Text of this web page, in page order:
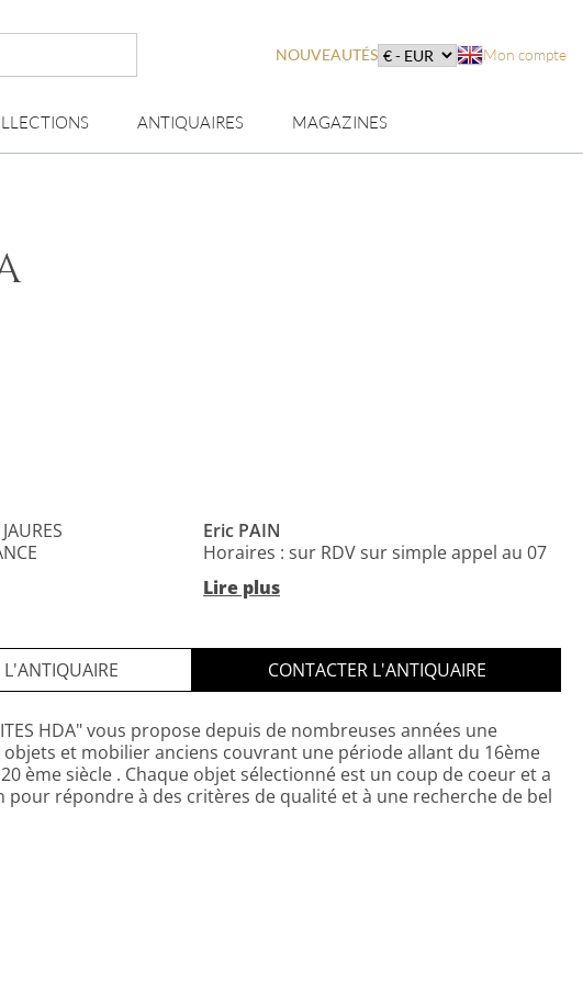
NOUVEAUTÉS Mon compte
ANTIQUAIRES MAGAZINES
Eric PAIN
Horaires : sur RDV sur simple appel au 07
82 42 06 92.
Lire plus
82 42 06 92.
L'ANTIQUAIRE CONTACTER L'ANTIQUAIRE
HDA" vous propose depuis de nombreuses années une
et mobilier anciens couvrant une période allant du 16ème
ème siècle . Chaque objet sélectionné est un coup de coeur et a
pour répondre à des critères de qualité et à une recherche de bel